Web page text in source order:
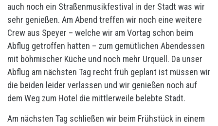
auch noch ein Straßenmusikfestival in der Stadt was wir
sehr genießen. Am Abend treffen wir noch eine weitere
Crew aus Speyer – welche wir am Vortag schon beim
Abflug getroffen hatten – zum gemütlichen Abendessen
mit böhmischer Küche und noch mehr Urquell. Da unser
Abflug am nächsten Tag recht früh geplant ist müssen wir
die beiden leider verlassen und wir genießen noch auf
dem Weg zum Hotel die mittlerweile belebte Stadt.
Am nächsten Tag schließen wir beim Frühstück in einem